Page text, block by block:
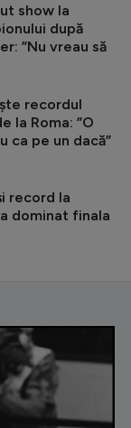
show la
după
”Nu vreau să
recordul
la Roma: ”O
ca pe un dacă”
record la
dominat finala